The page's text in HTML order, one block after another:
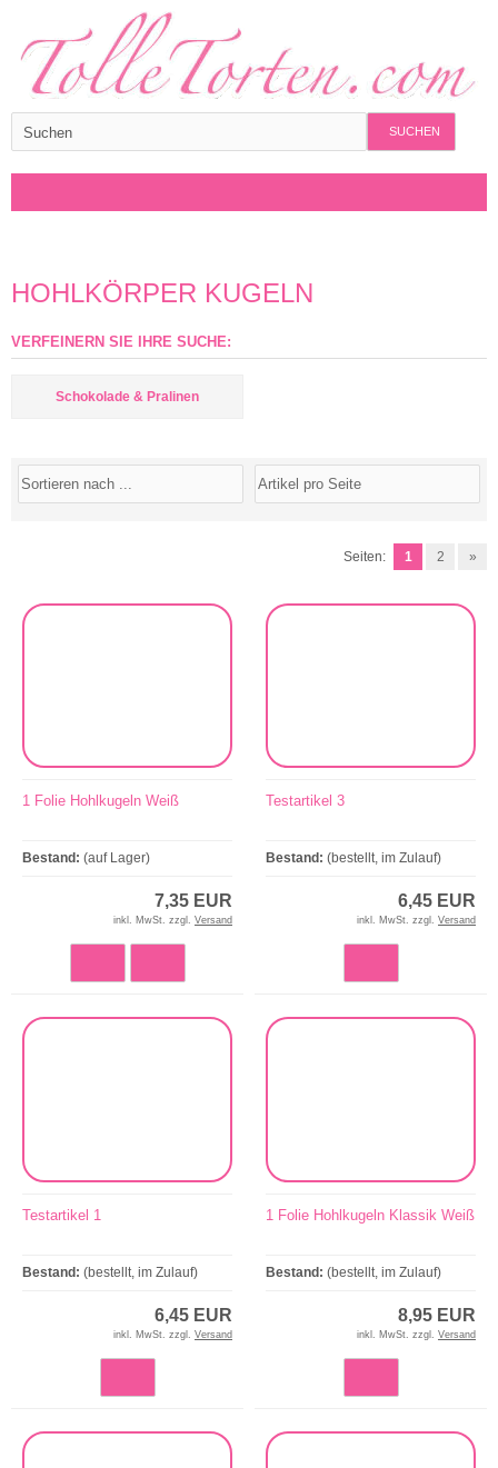
SUCHEN
HOHLKÖRPER KUGELN
VERFEINERN SIE IHRE SUCHE:
Schokolade & Pralinen
Seiten: 1 2 »
1 Folie Hohlkugeln Weiß
Bestand: (auf Lager)
7,35 EUR
inkl. MwSt. zzgl. Versand
Testartikel 3
Bestand: (bestellt, im Zulauf)
6,45 EUR
inkl. MwSt. zzgl. Versand
Testartikel 1
Bestand: (bestellt, im Zulauf)
6,45 EUR
inkl. MwSt. zzgl. Versand
1 Folie Hohlkugeln Klassik Weiß
Bestand: (bestellt, im Zulauf)
8,95 EUR
inkl. MwSt. zzgl. Versand